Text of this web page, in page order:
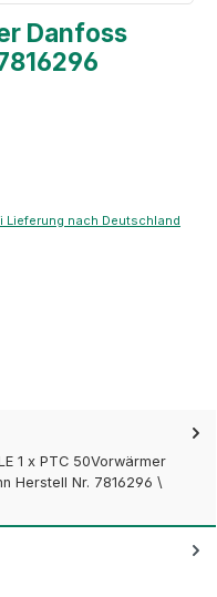
Danfoss
Lieferung nach Deutschland
1 x PTC 50Vorwärmer
Herstell Nr. 7816296 \